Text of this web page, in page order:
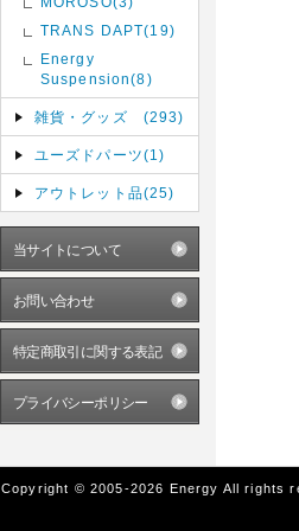
TRANS DAPT(19)
Energy
Suspension(8)
雑貨・グッズ (293)
ユーズドパーツ(1)
アウトレット品(25)
当サイトについて
お問い合わせ
特定商取引に関する表記
プライバシーポリシー
Copyright © 2005-2026 Energy All rights